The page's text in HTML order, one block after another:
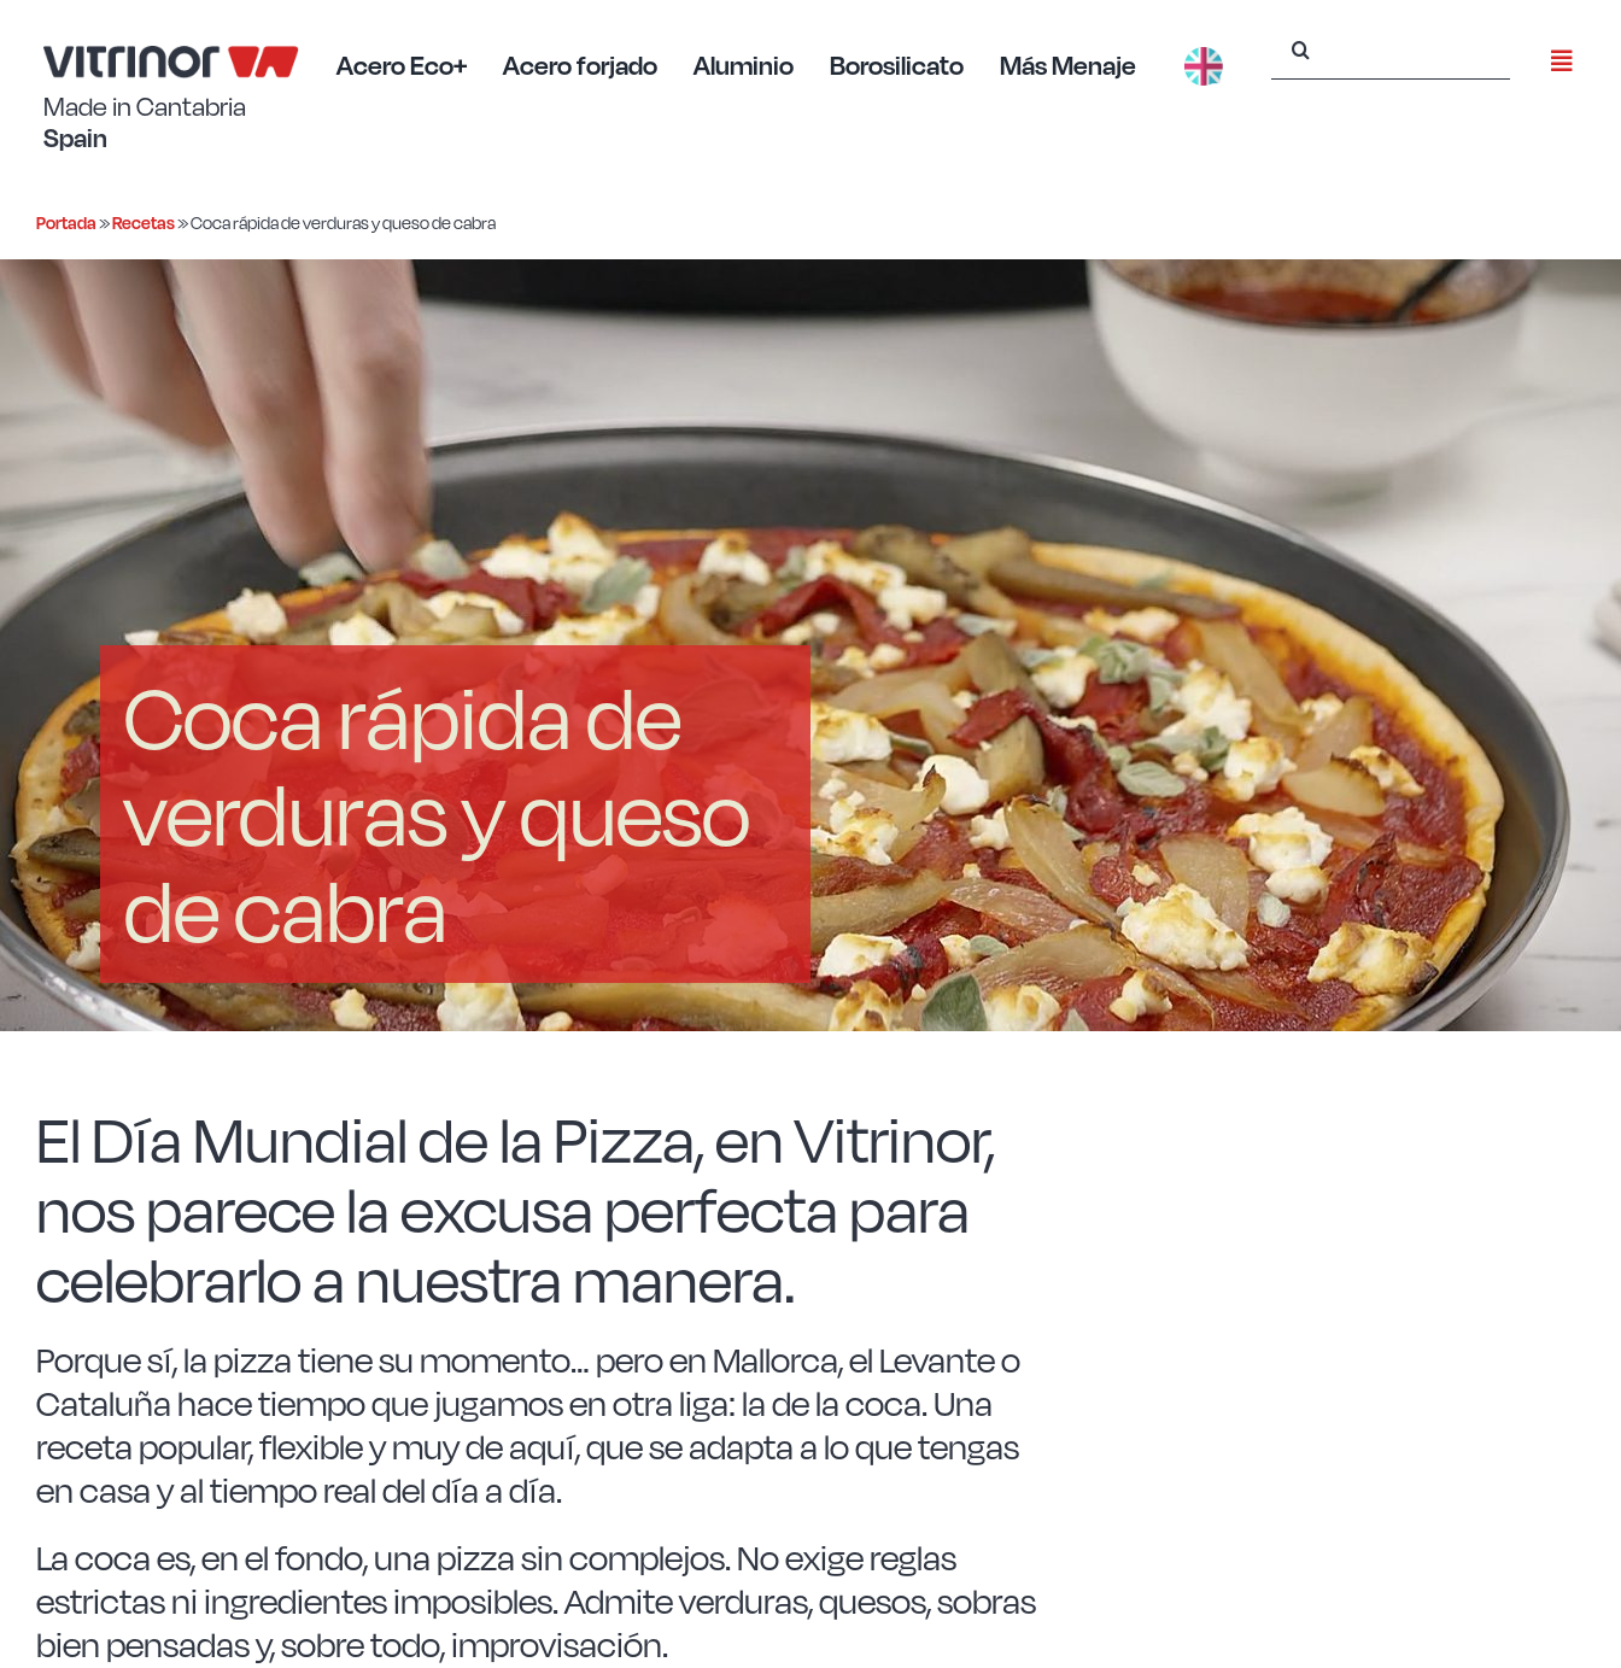
contenido
Made in Cantabria
Spain
Acero Eco+ Acero forjado Aluminio Borosilicato Más Menaje
Portada»Recetas»Coca rápida de verduras y queso de cabra
Coca rápida de
verduras y queso
de cabra
El Día Mundial de la Pizza, en Vitrinor,
nos parece la excusa perfecta para
celebrarlo a nuestra manera.
Porque sí, la pizza tiene su momento… pero en Mallorca, el Levante o
Cataluña hace tiempo que jugamos en otra liga: la de lacoca. Una
receta popular, flexible y muy de aquí, que se adapta a lo que tengas
en casa y al tiempo real del día a día.
La coca es, en el fondo, una pizza sin complejos. No exige reglas
estrictas ni ingredientes imposibles. Admite verduras, quesos, sobras
bien pensadas y, sobre todo, improvisación.